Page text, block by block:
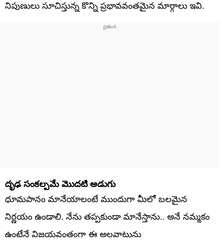
నిపుణులు సూచిస్తున్న కొన్ని ప్రభావవంతమైన మార్గాలు ఇవి.
దృఢ సంకల్పమే మొదటి అడుగు
ధూమపానం మానేయాలంటే ముందుగా మీలో బలమైన
నిర్ణయం ఉండాలి. నేను తప్పకుండా మానేస్తాను.. అనే నమ్మకం
ఉంటేనే విజయవంతంగా ఈ అలవాటును